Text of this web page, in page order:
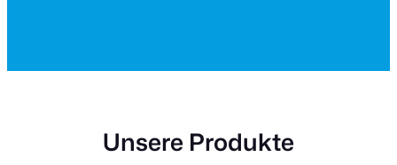
Unsere Produkte